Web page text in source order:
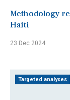
Methodology
Haiti
23 Dec 2024
Targeted analyses